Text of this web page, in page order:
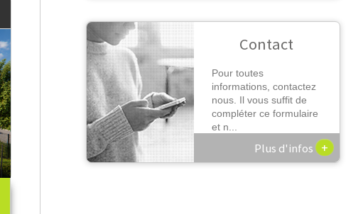
Contact
Pour toutes
informations, contactez
nous. Il vous suffit de
compléter ce formulaire
et n...
Plus d'infos +